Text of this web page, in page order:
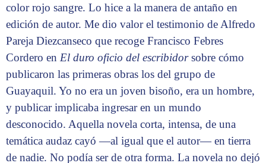
color rojo sangre. Lo hice a la manera de antaño en
edición de autor. Me dio valor el testimonio de Alfredo
Pareja Diezcanseco que recoge Francisco Febres
Cordero en El duro oficio del escribidorsobre cómo
publicaron las primeras obras los del grupo de
Guayaquil. Yo no era un joven bisoño, era un hombre,
y publicar implicaba ingresar en un mundo
desconocido. Aquella novela corta, intensa, de una
temática audaz cayó —al igual que el autor— en tierra
de nadie. No podía ser de otra forma. La novela no dejó